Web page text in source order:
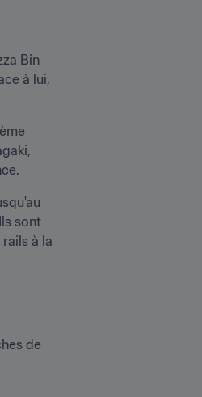
Bin
à lui,
sont
à la
de